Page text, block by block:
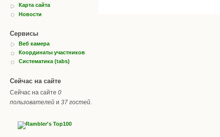
Карта сайта
Новости
Сервисы
Веб камера
Координаты участников
Систематика (tabs)
Сейчас на сайте
Сейчас на сайте 0
пользователей и 37 гостей